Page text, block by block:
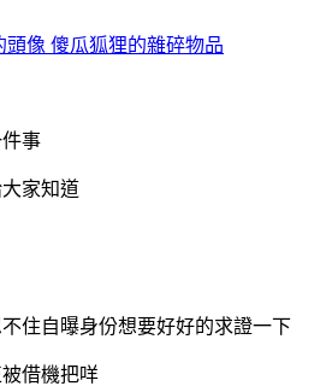
傻瓜狐狸的雜碎物品
事
家知道
住自曝身份想要好好的求證一下
借機把咩